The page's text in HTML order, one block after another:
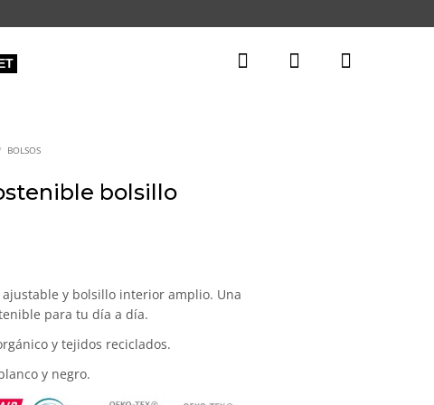
BOLSOS
bolsillo
y bolsillo interior amplio. Una
para tu día a día.
y tejidos reciclados.
y negro.